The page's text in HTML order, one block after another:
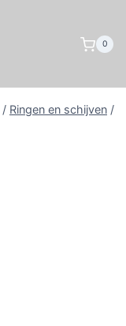
0
/ Ringen en schijven /